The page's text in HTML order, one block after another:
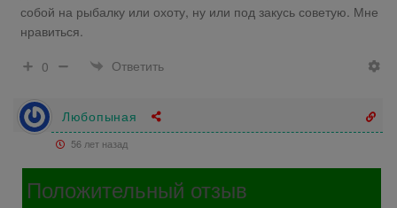
собой на рыбалку или охоту, ну или под закусь советую. Мне
нравиться.
0
Ответить
Любопыная
56 лет назад
Положительный отзыв